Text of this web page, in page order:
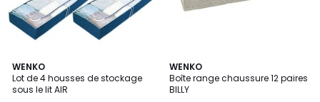
WENKO
Lot de 4 housses de stockage
sous le lit AIR
WENKO
Boîte range chaussure 12 paires
BILLY